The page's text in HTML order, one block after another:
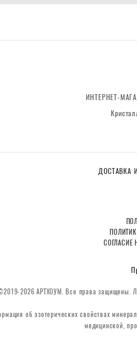
ИНТЕРНЕТ-
ДОСТАВКА
СОГЛАСИЕ
2026 АРТХОУМ. Все права защищены.
об эзотерических свойствах
медицинской,